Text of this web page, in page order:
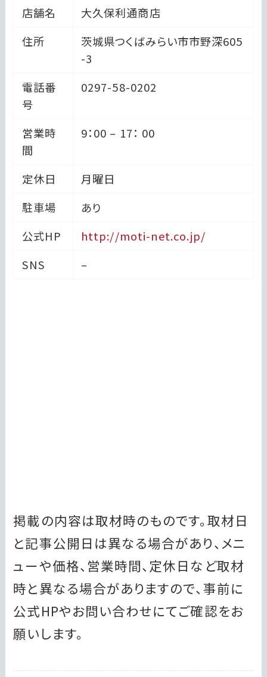
店舗名
大久保利通商店
住所
茨城県つくばみらい市市野深605
-3
電話番
号
0297-58-0202
営業時
間
9：00 – 17： 00
定休日
月曜日
駐車場
あり
公式HP
http://moti-net.co.jp/
SNS
–
掲載の内容は取材時のものです。取材日
と記事公開日は異なる場合があり、メニ
ューや価格、営業時間、定休日など取材
時と異なる場合がありますので、事前に
公式HPやお問い合わせにてご確認をお
願いします。